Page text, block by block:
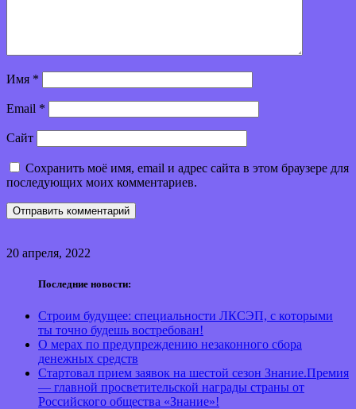
Имя *
Email *
Сайт
Сохранить моё имя, email и адрес сайта в этом браузере для
последующих моих комментариев.
20 апреля, 2022
Последние новости:
Строим будущее: специальности ЛКСЭП, с которыми
ты точно будешь востребован!
О мерах по предупреждению незаконного сбора
денежных средств
Стартовал прием заявок на шестой сезон Знание.Премия
— главной просветительской награды страны от
Российского общества «Знание»!